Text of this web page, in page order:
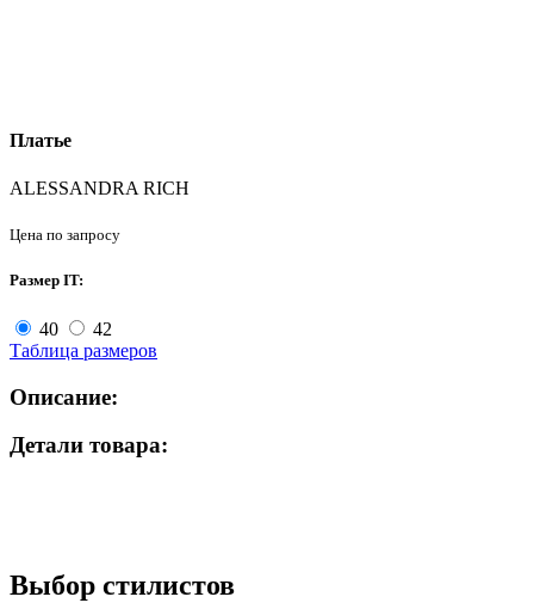
Платье
ALESSANDRA RICH
Цена по запросу
Размер IT:
40
42
Таблица размеров
Описание:
Детали товара:
Выбор стилистов